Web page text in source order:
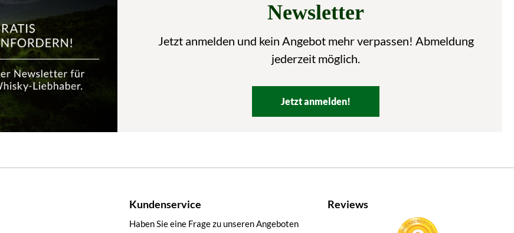
Newsletter
Jetzt anmelden und kein Angebot mehr verpassen! Abmeldung
jederzeit möglich.
Jetzt anmelden!
Kundenservice
Haben Sie eine Frage zu unseren Angeboten
Reviews